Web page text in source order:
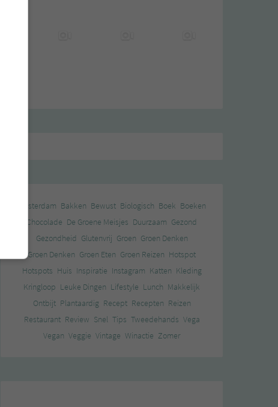
Amsterdam Bakken Bewust Biologisch Boek Boeken
Chocolade De Groene Meisjes Duurzaam Gezond
Gezondheid Glutenvrij Groen Groen Denken
Groen Denken Groen Eten Groen Reizen Hotspot
Hotspots Huis Inspiratie Instagram Katten Kleding
Kringloop Leuke Dingen Lifestyle Lunch Makkelijk
Ontbijt Plantaardig Recept Recepten Reizen
Restaurant Review Snel Tips Tweedehands Vega
Vegan Veggie Vintage Winactie Zomer